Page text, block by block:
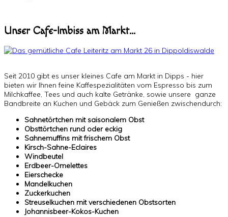
Unser Cafe-Imbiss am Markt...
Seit 2010 gibt es unser kleines Cafe am Markt in Dipps - hier
bieten wir Ihnen feine Kaffespezialitäten vom Espresso bis zum
Milchkaffee, Tees und auch kalte Getränke, sowie unsere ganze
Bandbreite an Kuchen und Gebäck zum Genießen zwischendurch:
Sahnetörtchen mit saisonalem Obst
Obsttörtchen rund oder eckig
Sahnemuffins mit frischem Obst
Kirsch-Sahne-Eclaires
Windbeutel
Erdbeer-Omelettes
Eierschecke
Mandelkuchen
Zuckerkuchen
Streuselkuchen mit verschiedenen Obstsorten
Johannisbeer-Kokos-Kuchen